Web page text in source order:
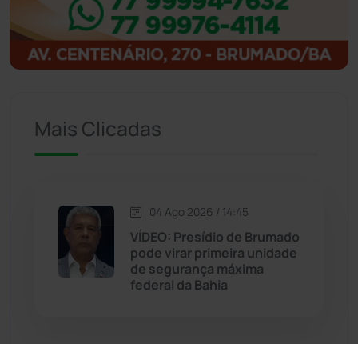
Igaporã
Ituaçu (256)
Jacaraci
Jussiape (97)
Justiça
Mais Clicadas
04 Ago 2026 / 14:45
VÍDEO: Presídio de Brumado
pode virar primeira unidade
de segurança máxima
federal da Bahia